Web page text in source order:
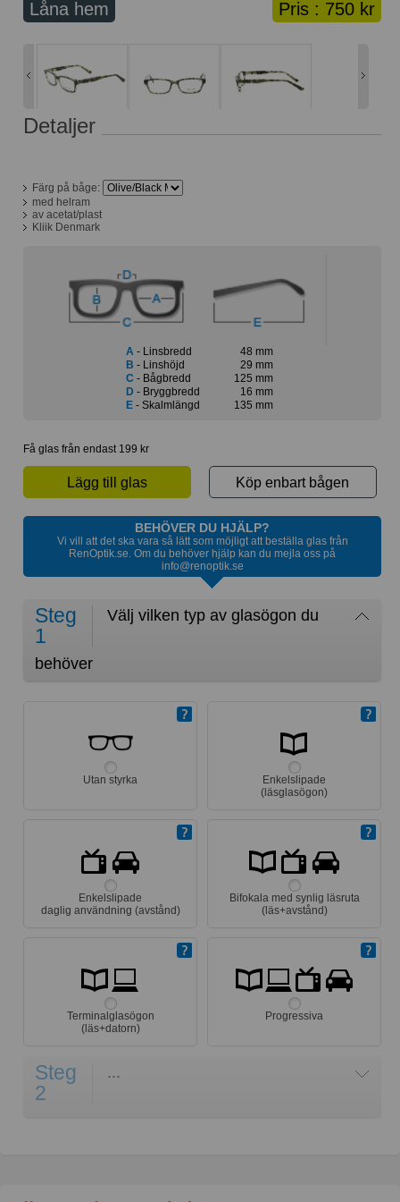
Lånekorg: 0 bågar
Pris : 750 kr
Låna hem
Detaljer
Färg på båge:
med helram
av acetat/plast
Kliik Denmark
A - Linsbredd
48 mm
B - Linshöjd
29 mm
C - Bågbredd
125 mm
D - Bryggbredd
16 mm
E- Skalmlängd 135 mm
Få glas från endast 199 kr
Lägg till glas Köp enbart bågen
BEHÖVER DU HJÄLP?
Vi vill att det ska vara så lätt som möjligt att beställa glas från
RenOptik.se. Om du behöver hjälp kan du mejla oss på
info@renoptik.se
Steg
1
Välj vilken typ av glasögon du
behöver
Utan styrka
Enkelslipade
(läsglasögon)
Enkelslipade
daglig användning (avstånd)
Bifokala med synlig läsruta
(läs+avstånd)
Terminalglasögon
(läs+datorn)
Progressiva
Steg
2
...